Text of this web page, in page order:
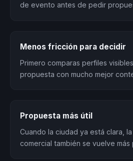
de evento antes de pedir
Menos fricción para decidir
Primero comparas perfiles
propuesta con mucho mejor
Propuesta más útil
Cuando la ciudad ya está clara,
comercial también se vuelve más